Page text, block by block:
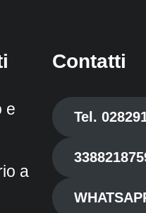
e
a
Contatti
Tel.